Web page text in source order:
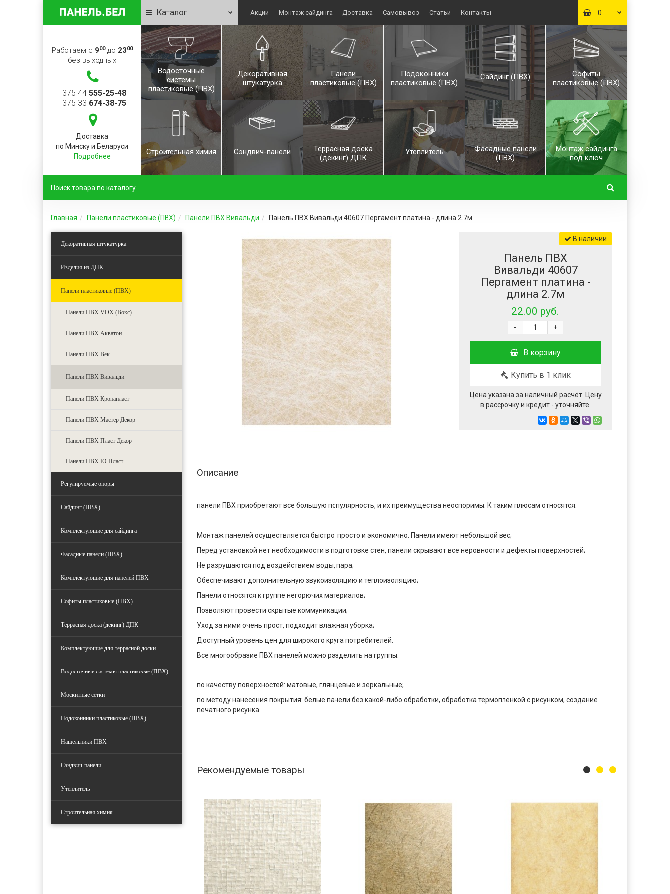
Каталог Акции Монтаж сайдинга Доставка Самовывоз Статьи Контакты 0
Работаем с 900до 2300
без выходных
+375 44 555-25-48
+375 33 674-38-75
Доставка
по Минску и Беларуси
Подробнее
Водосточные
системы
пластиковые (ПВХ)
Декоративная
штукатурка
Панели
пластиковые (ПВХ)
Подоконники
пластиковые (ПВХ)
Сайдинг (ПВХ)
Софиты
пластиковые (ПВХ)
Строительная химия Сэндвич-панели
Террасная доска
(декинг) ДПК
Утеплитель
Фасадные панели
(ПВХ)
Монтаж сайдинга
под ключ
Главная Панели пластиковые (ПВХ) Панели ПВХ Вивальди Панель ПВХ Вивальди 40607 Пергамент платина - длина 2.7м
Декоративная штукатурка
Изделия из ДПК
Панели пластиковые (ПВХ)
Панели ПВХ VOX (Вокс)
Панели ПВХ Акватон
Панели ПВХ Век
Панели ПВХ Вивальди
Панели ПВХ Кронапласт
Панели ПВХ Мастер Декор
Панели ПВХ Пласт Декор
Панели ПВХ Ю-Пласт
Регулируемые опоры
Сайдинг (ПВХ)
Комплектующие для сайдинга
Фасадные панели (ПВХ)
Комплектующие для панелей ПВХ
Софиты пластиковые (ПВХ)
Террасная доска (декинг) ДПК
Комплектующие для террасной доски
Водосточные системы пластиковые (ПВХ)
Москитные сетки
Подоконники пластиковые (ПВХ)
Нащельники ПВХ
Сэндвич-панели
Утеплитель
Строительная химия
В наличии
Панель ПВХ
Вивальди 40607
Пергамент платина -
длина 2.7м
22.00 руб.
+
-
В корзину
Купить в 1 клик
Цена указана за наличный расчёт. Цену
в рассрочку и кредит - уточняйте.
Описание
панели ПВХ приобретают все большую популярность, и их преимущества неоспоримы. К таким плюсам относятся:
Монтаж панелей осуществляется быстро, просто и экономично. Панели имеют небольшой вес;
Перед установкой нет необходимости в подготовке стен, панели скрывают все неровности и дефекты поверхностей;
Не разрушаются под воздействием воды, пара;
Обеспечивают дополнительную звукоизоляцию и теплоизоляцию;
Панели относятся к группе негорючих материалов;
Позволяют провести скрытые коммуникации;
Уход за ними очень прост, подходит влажная уборка;
Доступный уровень цен для широкого круга потребителей.
Все многообразие ПВХ панелей можно разделить на группы:
по качеству поверхностей: матовые, глянцевые и зеркальные;
по методу нанесения покрытия: белые панели без какой-либо обработки, обработка термопленкой с рисунком, создание
печатного рисунка.
Рекомендуемые товары